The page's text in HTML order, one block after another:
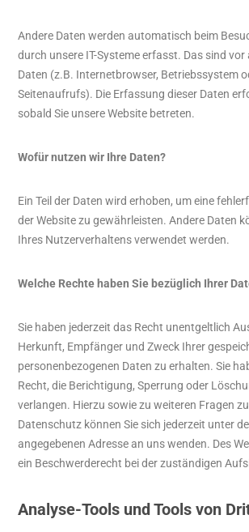
Andere Daten werden automatisch beim
durch unsere IT-Systeme erfasst. Das sind
Daten (z.B. Internetbrowser, Betriebssystem
Seitenaufrufs). Die Erfassung dieser Daten
sobald Sie unsere Website betreten.
Wofür nutzen wir Ihre Daten?
Ein Teil der Daten wird erhoben, um eine
der Website zu gewährleisten. Andere Daten
Ihres Nutzerverhaltens verwendet werden.
Welche Rechte haben Sie bezüglich Ihrer
Sie haben jederzeit das Recht unentgeltlich
Herkunft, Empfänger und Zweck Ihrer
personenbezogenen Daten zu erhalten. Sie
Recht, die Berichtigung, Sperrung oder
verlangen. Hierzu sowie zu weiteren Fragen
Datenschutz können Sie sich jederzeit unter
angegebenen Adresse an uns wenden. Des
ein Beschwerderecht bei der zuständigen
Analyse-Tools und Tools von